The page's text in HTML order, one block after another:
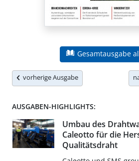
Gesamtausgabe
vorherige Ausgabe
AUSGABEN-HIGHLIGHTS:
Umbau des
Caleotto für die
Qualitätsdraht